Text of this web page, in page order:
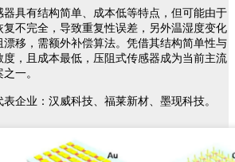
器具有结构简单、成本低等特点，但可能由于
复不完全，导致重复性误差，另外温湿度变化
漂移，需额外补偿算法。凭借其结构简单性与
度，且成本最低，压阻式传感器成为当前主流
一。
企业：汉威科技、福莱新材、墨现科技。